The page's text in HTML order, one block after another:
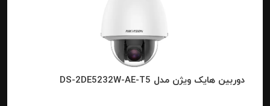
دوربین هایک ویژن مدل DS-2DE5232W-AE-T5